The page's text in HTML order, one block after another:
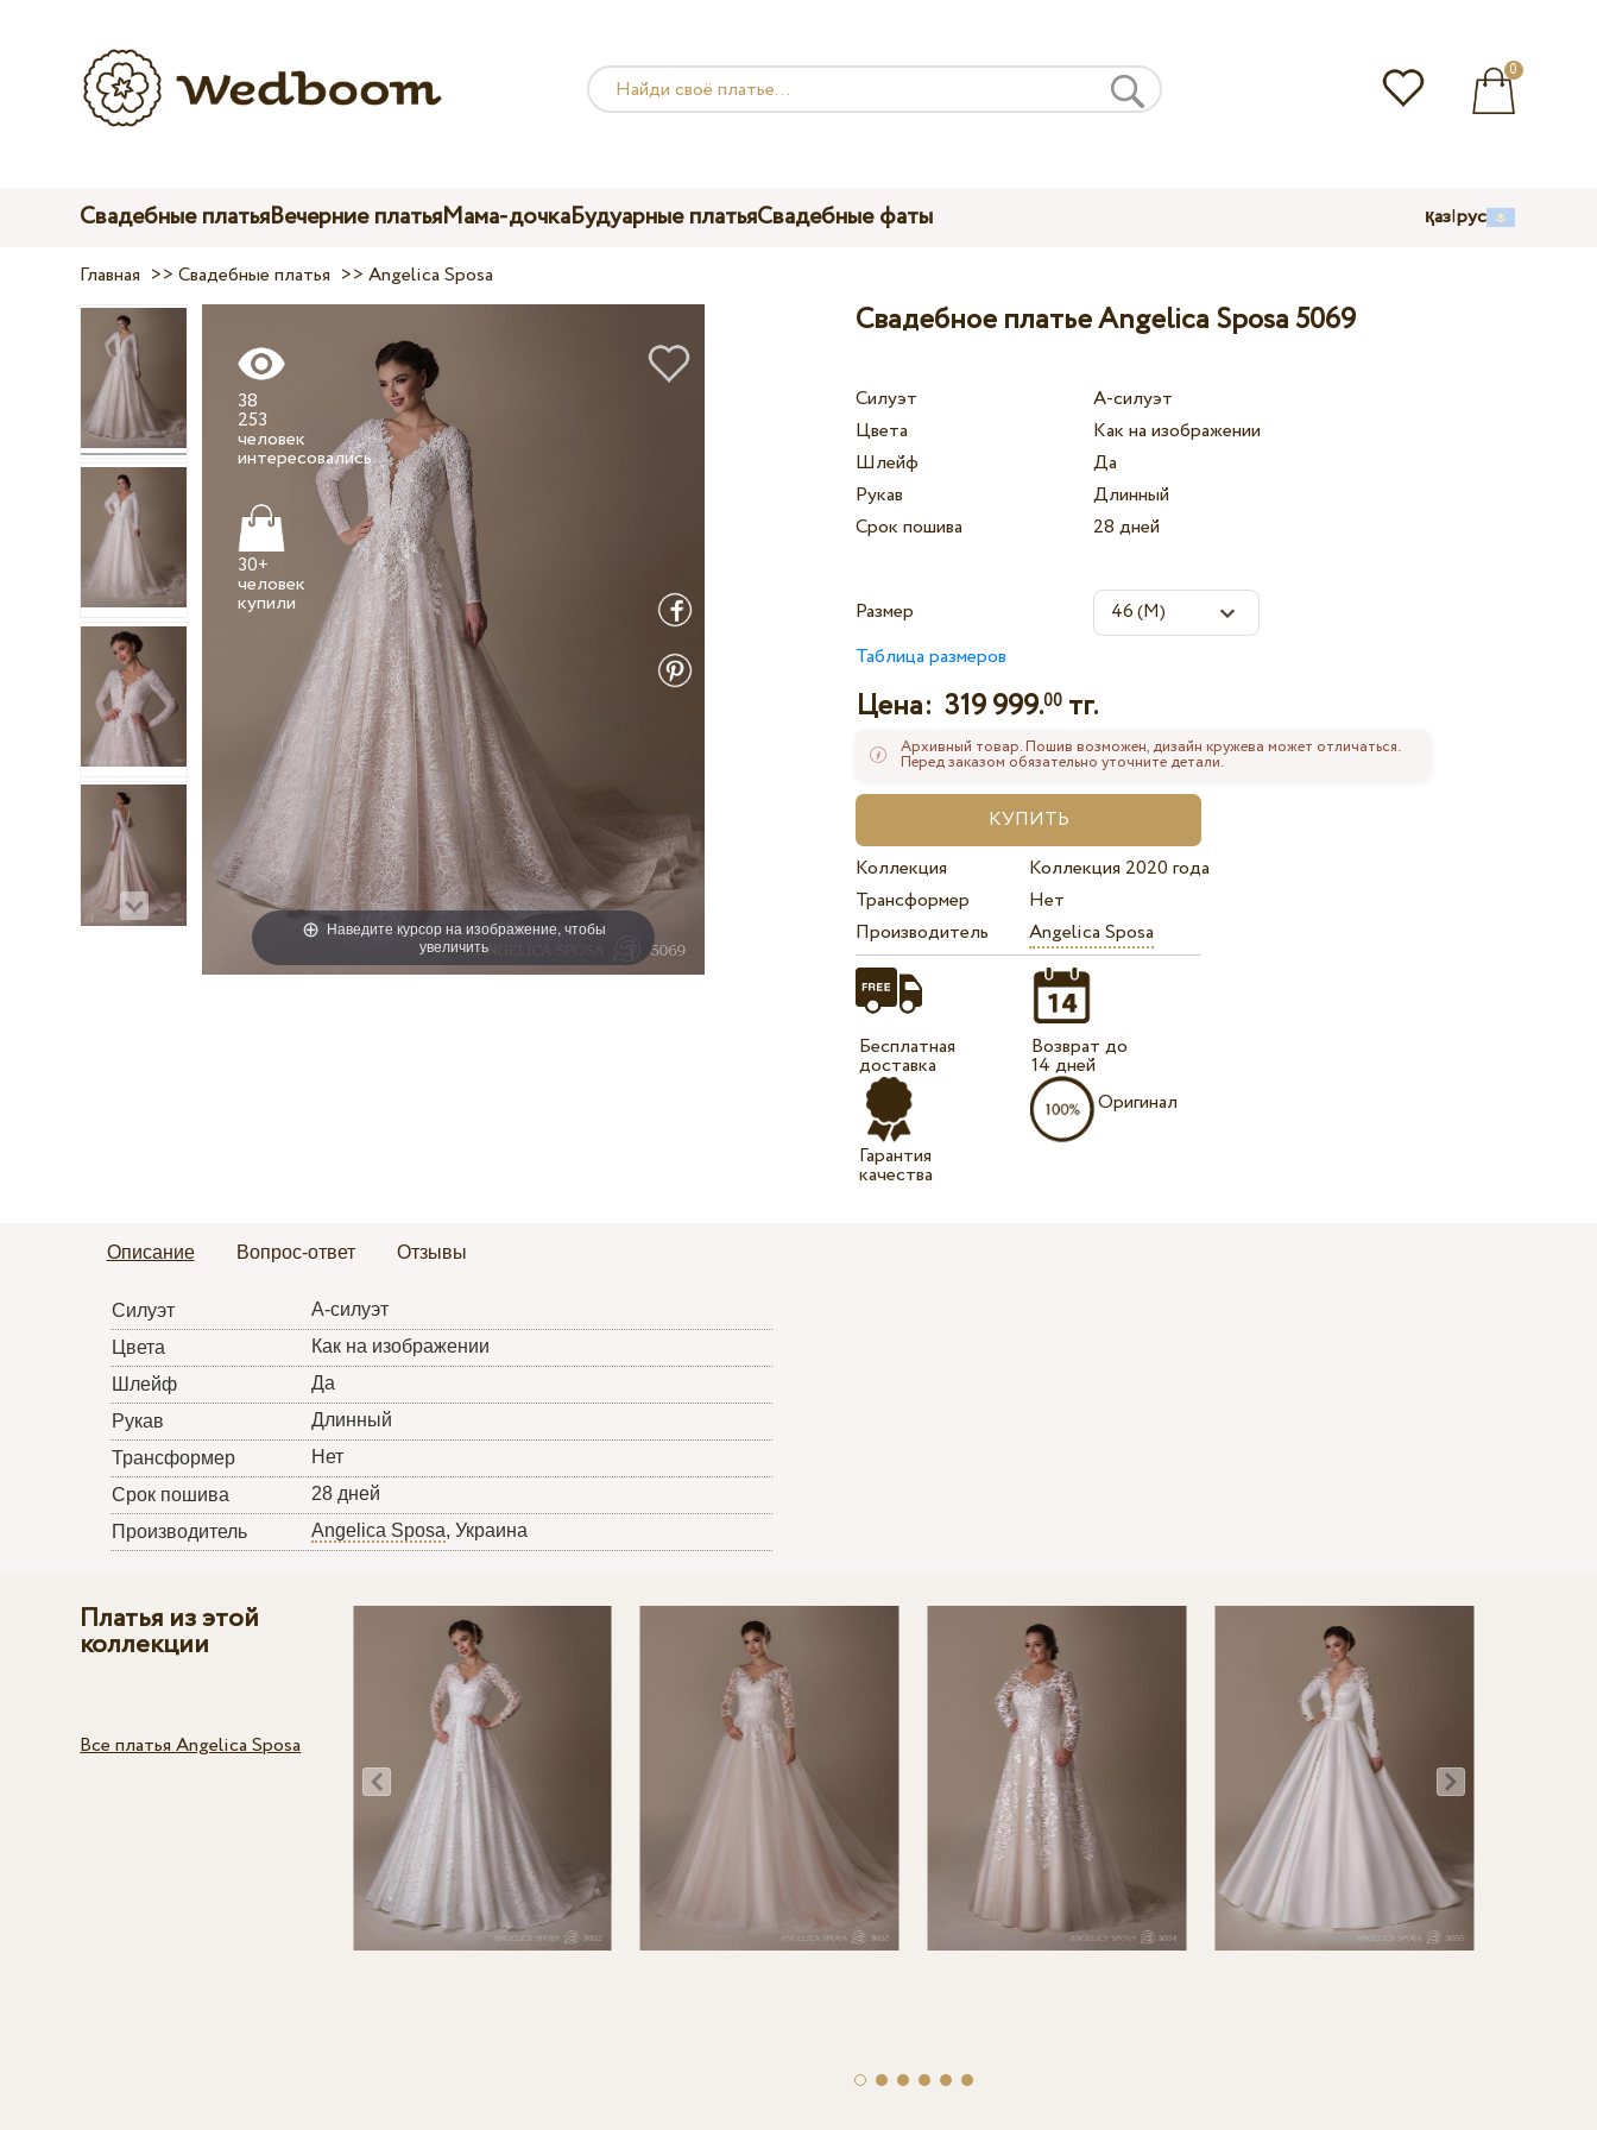
0
Свадебные платьяВечерние платьяМама-дочкаБудуарные платьяСвадебные фаты қаз|рус
Главная >>Свадебные платья >>Angelica Sposa
Наведите курсор на изображение, чтобы
увеличить
38
253
человек
интересовались
30+
человек
Свадебное платье Angelica Sposa 5069
Силуэт
А-силуэт
Цвета
Как на изображении
Шлейф
Да
Рукав
Длинный
Срок пошива
28 дней
Размер
Таблица размеров
Цена:319 999.00 тг.
Архивный товар. Пошив возможен, дизайн кружева может отличаться.
Перед заказом обязательно уточните детали.
Коллекция
Коллекция 2020 года
Трансформер
Нет
Производитель
Angelica Sposa
Бесплатная
доставка
Гарантия
качества
Возврат до
14 дней
Оригинал
Описание Вопрос-ответ Отзывы
Силуэт
А-силуэт
Цвета
Как на изображении
Шлейф
Да
Рукав
Длинный
Трансформер
Нет
Срок пошива
28 дней
Производитель
Angelica Sposa, Украина
Платья из этой
коллекции
Все платья Angelica Sposa